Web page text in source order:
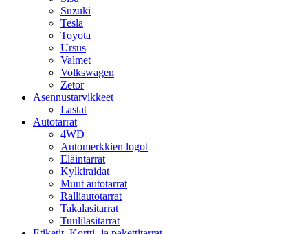
Suzuki
Tesla
Toyota
Ursus
Valmet
Volkswagen
Zetor
Asennustarvikkeet
Lastat
Autotarrat
4WD
Automerkkien logot
Eläintarrat
Kylkiraidat
Muut autotarrat
Ralliautotarrat
Takalasitarrat
Tuulilasitarrat